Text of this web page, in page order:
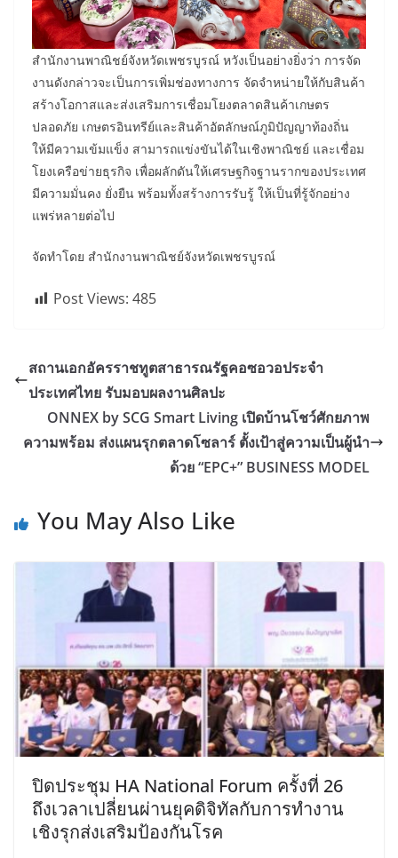
สำนักงานพาณิชย์จังหวัดเพชรบูรณ์ หวังเป็นอย่างยิ่งว่า การจัด
งานดังกล่าวจะเป็นการเพิ่มช่องทางการ จัดจำหน่ายให้กับสินค้า
สร้างโอกาสและส่งเสริมการเชื่อมโยงตลาดสินค้าเกษตร
ปลอดภัย เกษตรอินทรีย์และสินค้าอัตลักษณ์ภูมิปัญญาท้องถิ่น
ให้มีความเข้มแข็ง สามารถแข่งขันได้ในเชิงพาณิชย์ และเชื่อม
โยงเครือข่ายธุรกิจ เพื่อผลักดันให้เศรษฐกิจฐานรากของประเทศ
มีความมั่นคง ยั่งยืน พร้อมทั้งสร้างการรับรู้ ให้เป็นที่รู้จักอย่าง
แพร่หลายต่อไป
จัดทำโดย สำนักงานพาณิชย์จังหวัดเพชรบูรณ์
Post Views: 485
สถานเอกอัครราชทูตสาธารณรัฐคอซอวอประจำ
ประเทศไทย รับมอบผลงานศิลปะ
ONNEX by SCG Smart Living เปิดบ้านโชว์ศักยภาพ
ความพร้อม ส่งแผนรุกตลาดโซลาร์ ตั้งเป้าสู่ความเป็นผู้นำ
ด้วย “EPC+” BUSINESS MODEL
You May Also Like
ปิดประชุม HA National Forum ครั้งที่ 26
ถึงเวลาเปลี่ยนผ่านยุคดิจิทัลกับการทำงาน
เชิงรุกส่งเสริมป้องกันโรค